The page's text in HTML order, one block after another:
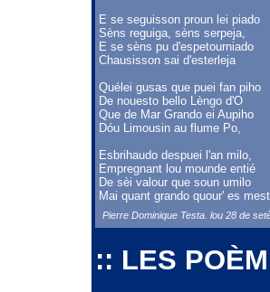
E se seguisson proun lei piado
Sèns reguiga, sèns serpeja,
E se sèns pu d'espetourniado
Chausisson sai d'esterleja
Quélei gusas que puei fan piho
De nouesto bello Lèngo d'O
Que de Mar Grando ei Aupiho
Dóu Limousin au flume Po,
Esbrihaudo despuei l'an milo,
Empregnant lou mounde entié
De sèi valour que soun umilo
Mai quant grando quour' es
Pierre Dominique Testa. lou 28 de
:: LES